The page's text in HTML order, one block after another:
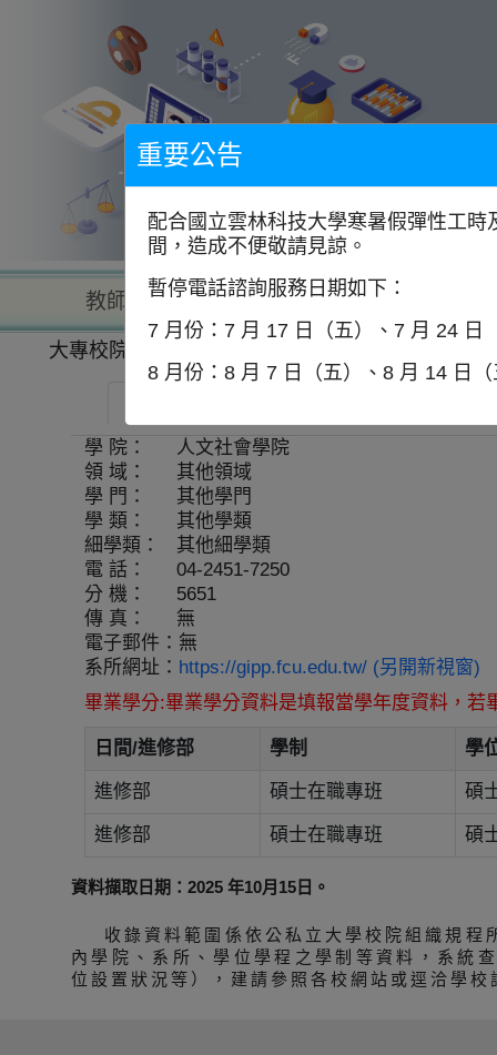
教師查詢 學校查詢
大專校院一覽表
學 院：
人文社會學院
領 域：
其他領域
學 門：
其他學門
學 類：
其他學類
細學類：
其他細學類
電 話：
04-2451-7250
分 機：
5651
傳 真：
無
電子郵件： 無
系所網址： https://gipp.fcu.edu.tw/ (另開新視窗)
畢業學分:畢業學分資料是填報當學年度資料，
日間/進修部 學制 學
進修部 碩士在職專班 碩
進修部 碩士在職專班 碩
資料擷取日期：2025 年10月15日。
收錄資料範圍係依公私立大學校院組織規
內學院、系所、學位學程之學制等資料，系統
位設置狀況等），建請參照各校網站或逕洽學校
重要公告
配合國立雲林科技大學寒暑假彈性工
間，造成不便敬請見諒。
暫停電話諮詢服務日期如下：
7 月份：7 月 17 日（五）、7 月 24 日
8 月份：8 月 7 日（五）、8 月 14 日（